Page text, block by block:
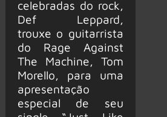
celebradas do rock,
Def Leppard,
trouxe o guitarrista
do Rage Against
The Machine, Tom
Morello, para uma
apresentação
especial de seu